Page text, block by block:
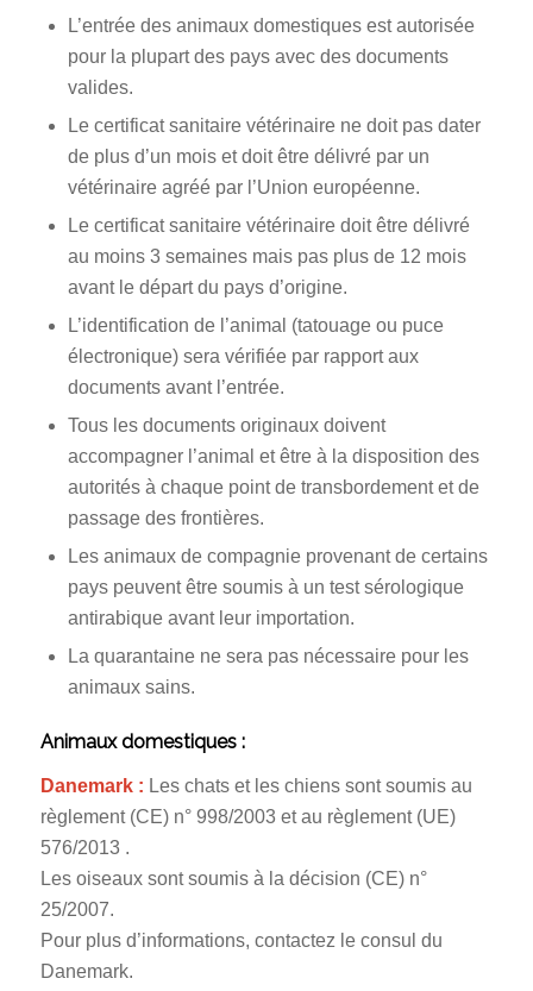
L’entrée des animaux domestiques est autorisée
pour la plupart des pays avec des documents
valides.
Le certificat sanitaire vétérinaire ne doit pas dater
de plus d’un mois et doit être délivré par un
vétérinaire agréé par l’Union européenne.
Le certificat sanitaire vétérinaire doit être délivré
au moins 3 semaines mais pas plus de 12 mois
avant le départ du pays d’origine.
L’identification de l’animal (tatouage ou puce
électronique) sera vérifiée par rapport aux
documents avant l’entrée.
Tous les documents originaux doivent
accompagner l’animal et être à la disposition des
autorités à chaque point de transbordement et de
passage des frontières.
Les animaux de compagnie provenant de certains
pays peuvent être soumis à un test sérologique
antirabique avant leur importation.
La quarantaine ne sera pas nécessaire pour les
animaux sains.
Animaux domestiques :
Danemark : Les chats et les chiens sont soumis au
règlement (CE) n° 998/2003 et au règlement (UE)
576/2013 .
Les oiseaux sont soumis à la décision (CE) n°
25/2007.
Pour plus d’informations, contactez le consul du
Danemark.